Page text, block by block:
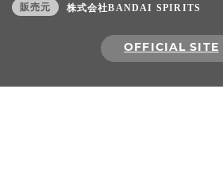
販売元 株式会社BANDAI SPIRITS
OFFICIAL SITE